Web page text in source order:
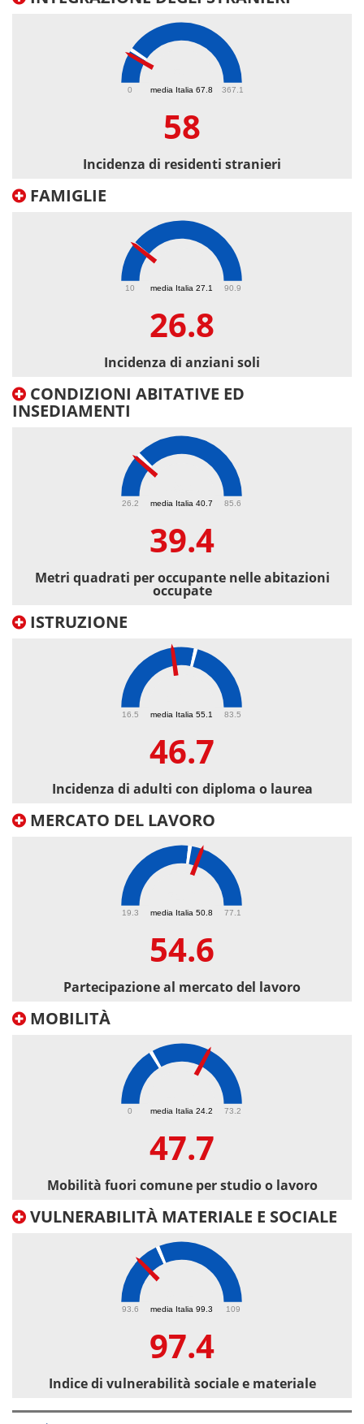
media Italia 67.8
0 367.1
58
Incidenza di residenti stranieri
FAMIGLIE
media Italia 27.1
10 90.9
26.8
Incidenza di anziani soli
CONDIZIONI ABITATIVE ED
INSEDIAMENTI
media Italia 40.7
26.2 85.6
39.4
Metri quadrati per occupante nelle abitazioni
occupate
ISTRUZIONE
media Italia 55.1
16.5 83.5
46.7
Incidenza di adulti con diploma o laurea
MERCATO DEL LAVORO
media Italia 50.8
19.3 77.1
54.6
Partecipazione al mercato del lavoro
MOBILITÀ
media Italia 24.2
0 73.2
47.7
Mobilità fuori comune per studio o lavoro
VULNERABILITÀ MATERIALE E SOCIALE
media Italia 99.3
93.6 109
97.4
Indice di vulnerabilità sociale e materiale